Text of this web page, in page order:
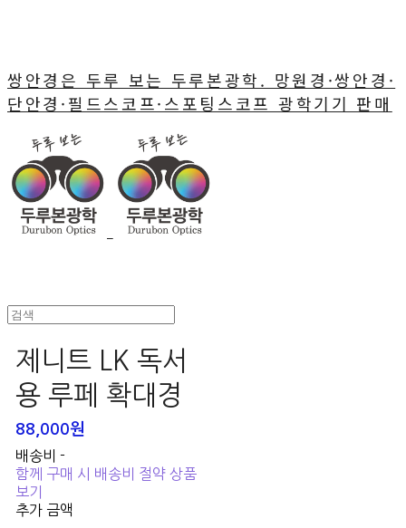
쌍안경은 두루 보는 두루본광학. 망원경·쌍안경·
단안경·필드스코프·스포팅스코프 광학기기 판매
제니트 LK 독서
용 루페 확대경
88,000원
배송비 -
함께 구매 시 배송비 절약 상품
보기
추가 금액